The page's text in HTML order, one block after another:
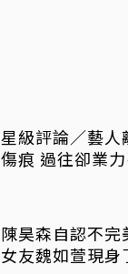
星級評論／藝人
傷痕 過往卻業
陳昊森自認不
女友魏如萱現身